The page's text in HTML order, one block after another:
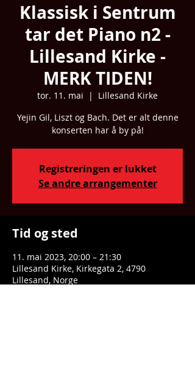
Klassisk i Sentrum
tar det Piano n2 -
Lillesand Kirke -
MERK TIDEN!
tor. 11. mai
  |
Lillesand Kirke
Yejin Gil, Liszt og Bach. Det er alt denne
konserten har å by på!
Registreringen er lukket
Se andre arrangementer
Tid og sted
11. mai 2023, 20:00 – 21:30
Lillesand Kirke, Kirkegata 2, 4790
Lillesand, Norge